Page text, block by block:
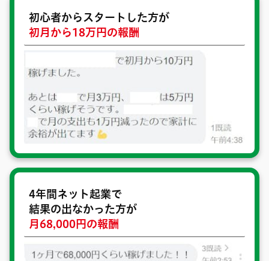
初心者からスタートした方が
初月から18万円の報酬
4年間ネット起業で
結果の出なかった方が
月68,000円の報酬